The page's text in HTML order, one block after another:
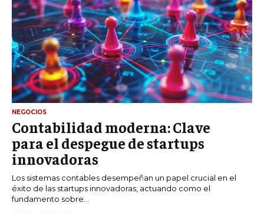
NEGOCIOS
Contabilidad moderna: Clave
para el despegue de startups
innovadoras
Los sistemas contables desempeñan un papel crucial en el
éxito de las startups innovadoras, actuando como el
fundamento sobre...